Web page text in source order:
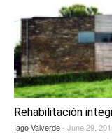
Rehabilitación
Iago Valverde- June 29,